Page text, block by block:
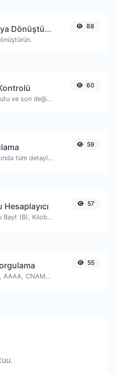
Sayıdan Yazıya Dönüştürücü 88
Dosya türü, boyutu ve son değiştirilme tarihi gibi bilgileri görüntüleyin.
60
Bir alan adı hakkında tüm detayları edinin.
59
Metnin boyutunu Bayt (B), Kilobayt (KB) veya Megabayt (MB) cinsinden alın.
57
Bir sunucunun A, AAAA, CNAME, MX, NS, TXT, SOA DNS kayıtlarını bulun.
55